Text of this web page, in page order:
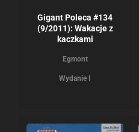
Gigant Poleca #134
(9/2011): Wakacje z
kaczkami
Egmont
Wydanie I